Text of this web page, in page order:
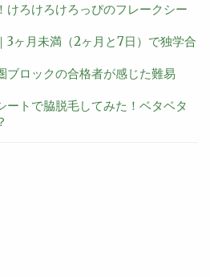
けろけろけろっぴのフレークシー
3ヶ月未満（2ヶ月と7日）で独学合
ブロックの合格者が感じた難易
ートで脇脱毛してみた！ベタベタ